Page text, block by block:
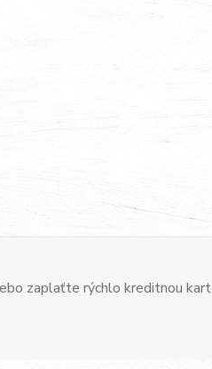
zaplaťte rýchlo kreditnou